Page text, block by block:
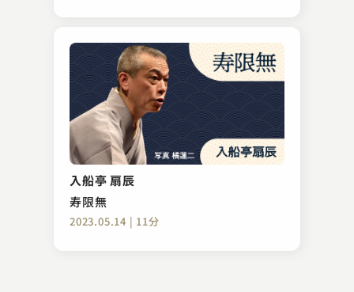
入船亭 扇辰
寿限無
2023.05.14 | 11分
柳家小はぜ（現：柳家小はん）
まんじゅう怖い
2023.11.14 | 10分